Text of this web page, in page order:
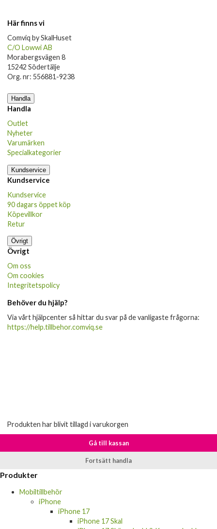
Här finns vi
Comviq by SkalHuset
C/O Lowwi AB
Morabergsvägen 8
15242 Södertälje
Org. nr: 556881-9238
Handla
Handla
Outlet
Nyheter
Varumärken
Specialkategorier
Kundservice
Kundservice
Kundservice
90 dagars öppet köp
Köpevillkor
Retur
Övrigt
Övrigt
Om oss
Om cookies
Integritetspolicy
Behöver du hjälp?
Via vårt hjälpcenter så hittar du svar på de vanligaste frågorna:
https://help.tillbehor.comviq.se
Produkten har blivit tillagd i varukorgen
Gå till kassan
Fortsätt handla
Produkter
Mobiltillbehör
iPhone
iPhone 17
iPhone 17 Skal